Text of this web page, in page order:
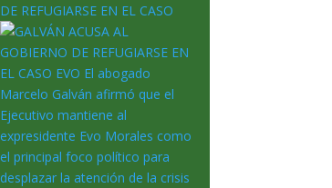
DE REFUGIARSE EN EL CASO